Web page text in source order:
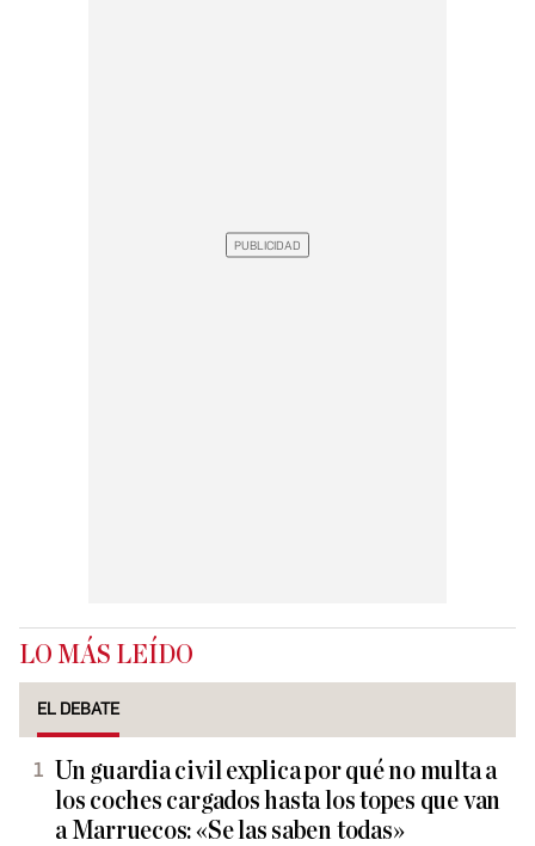
LO MÁS LEÍDO
EL DEBATE
Un guardia civil explica por qué no multa a
los coches cargados hasta los topes que van
a Marruecos: «Se las saben todas»